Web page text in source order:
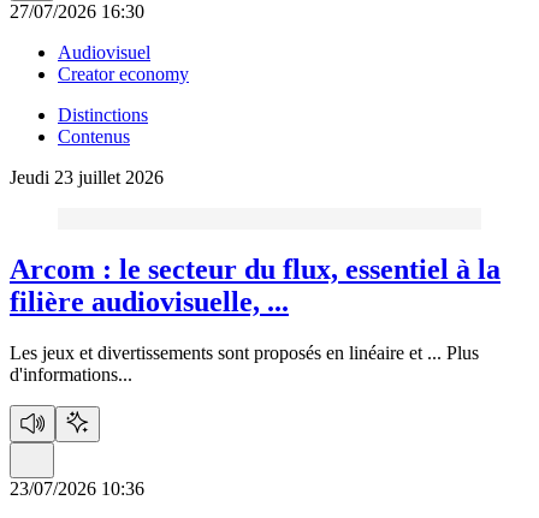
27/07/2026 16:30
Audiovisuel
Creator economy
Distinctions
Contenus
Jeudi 23 juillet 2026
Arcom : le secteur du flux, essentiel à la
filière audiovisuelle, ...
Les jeux et divertissements sont proposés en linéaire et ... Plus
d'informations...
23/07/2026 10:36